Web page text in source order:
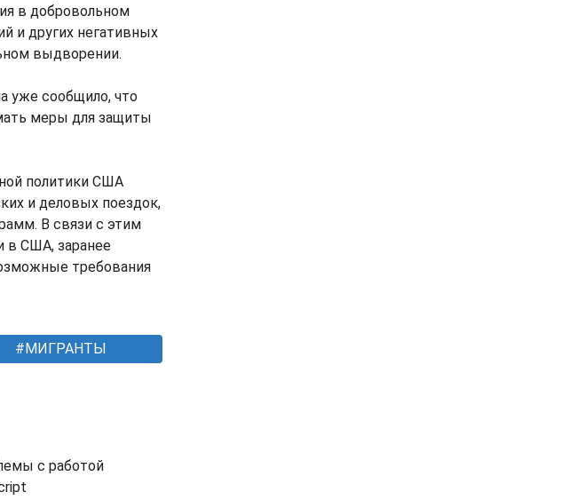
в добровольном
и других негативных
выдворении.
уже сообщило, что
меры для защиты
политики США
и деловых поездок,
В связи с этим
в США, заранее
требования
МИГРАНТЫ
с работой